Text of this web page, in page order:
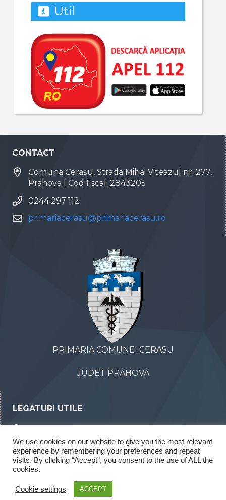
Util
CONTACT
Comuna Cerașu, Strada Mihai Viteazul nr. 277,
Prahova | Cod fiscal: 2843205
0244 297 112
primariacerasu@primariacerasu.ro
PRIMARIA COMUNEI CERASU
JUDET PRAHOVA
LEGATURI UTILE
Declaratii de interese
Rapoarte legea 52/2003
We use cookies on our website to give you the most relevant
experience by remembering your preferences and repeat
visits. By clicking “Accept”, you consent to the use of ALL the
cookies.
Cookie settings ACCEPT